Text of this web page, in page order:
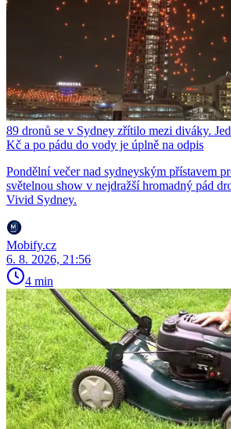
89 dronů se v Sydney zřítilo mezi diváky.
Kč a po pádu do vody je úplně na odpis
Pondělní večer nad sydneyským přístavem
světelnou show v nejdražší hromadný pád
Vivid Sydney.
Mobify.cz
6. 8. 2026, 21:56
4 min